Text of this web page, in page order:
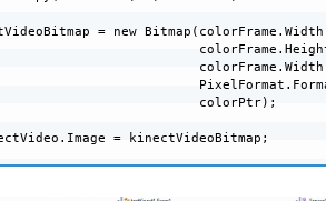
= new
colorPtr);
= kinectVideoBitmap;